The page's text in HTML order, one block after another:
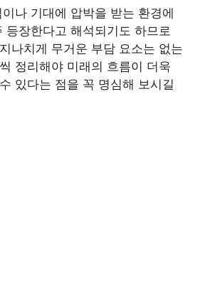
나 기대에 압박을 받는 환경에
등장한다고 해석되기도 하므로
나치게 무거운 부담 요소는 없는
정리해야 미래의 흐름이 더욱
있다는 점을 꼭 명심해 보시길